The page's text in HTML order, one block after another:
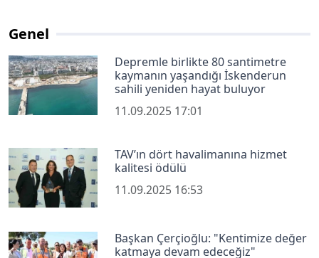
Genel
Depremle birlikte 80 santimetre
kaymanın yaşandığı İskenderun
sahili yeniden hayat buluyor
11.09.2025 17:01
TAV’ın dört havalimanına hizmet
kalitesi ödülü
11.09.2025 16:53
Başkan Çerçioğlu: "Kentimize değer
katmaya devam edeceğiz"